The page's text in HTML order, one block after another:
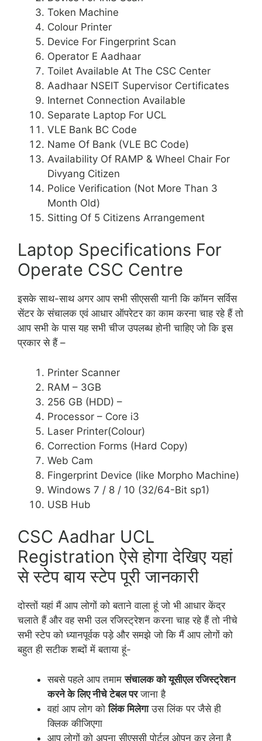
Token Machine
Colour Printer
Device For Fingerprint Scan
Operator E Aadhaar
Toilet Available At The CSC Center
Aadhaar NSEIT Supervisor Certificates
Internet Connection Available
Separate Laptop For UCL
VLE Bank BC Code
Name Of Bank (VLE BC Code)
Availability Of RAMP & Wheel Chair For
Divyang Citizen
Police Verification (Not More Than 3
Month Old)
Sitting Of 5 Citizens Arrangement
Laptop Specifications For
Operate CSC Centre
इसके साथ-साथ अगर आप सभी सीएससी यानी कि कॉमन सर्विस
सेंटर के संचालक एवं आधार ऑपरेटर का काम करना चाह रहे हैं तो
आप सभी के पास यह सभी चीज उपलब्ध होनी चाहिए जो कि इस
प्रकार से हैं –
Printer Scanner
RAM – 3GB
256 GB (HDD) –
Processor – Core i3
Laser Printer(Colour)
Correction Forms (Hard Copy)
Web Cam
Fingerprint Device (like Morpho Machine)
Windows 7 / 8 / 10 (32/64-Bit sp1)
USB Hub
CSC Aadhar UCL
Registration ऐसे होगा देखिए यहां
से स्टेप बाय स्टेप पूरी जानकारी
दोस्तों यहां मैं आप लोगों को बताने वाला हूं जो भी आधार केंद्र
चलाते हैं और वह सभी उल रजिस्ट्रेशन करना चाह रहे हैं तो नीचे
सभी स्टेप को ध्यानपूर्वक पड़े और समझे जो कि मैं आप लोगों को
बहुत ही सटीक शब्दों में बताया हूं-
सबसे पहले आप तमामसंचालक को यूसीएल रजिस्ट्रेशन
करने के लिए नीचे टेबल परजाना है
वहां आप लोग कोलिंक मिलेगाउस लिंक पर जैसे ही
क्लिक कीजिएगा
आप लोगों को अपना सीएससी पोर्टल ओपन कर लेना है